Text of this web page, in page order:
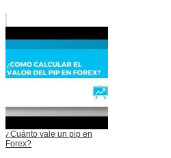
¿Cuánto vale un pip en
Forex?